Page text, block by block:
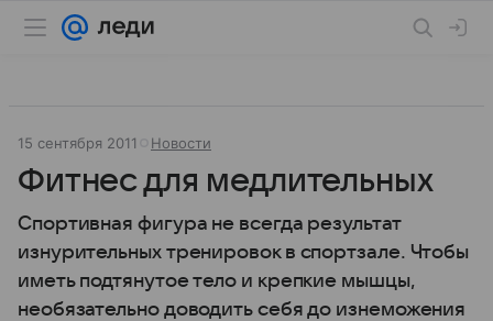
15 сентября 2011 Новости
Фитнес для медлительных
Спортивная фигура не всегда результат
изнурительных тренировок в спортзале. Чтобы
иметь подтянутое тело и крепкие мышцы,
необязательно доводить себя до изнеможения